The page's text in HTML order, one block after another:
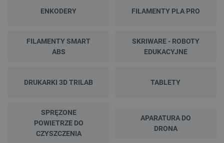
ENKODERY FILAMENTY PLA PRO
FILAMENTY SMART
ABS
SKRIWARE - ROBOTY
EDUKACYJNE
DRUKARKI 3D TRILAB TABLETY
SPRĘZONE
POWIETRZE DO
CZYSZCZENIA
APARATURA DO
DRONA